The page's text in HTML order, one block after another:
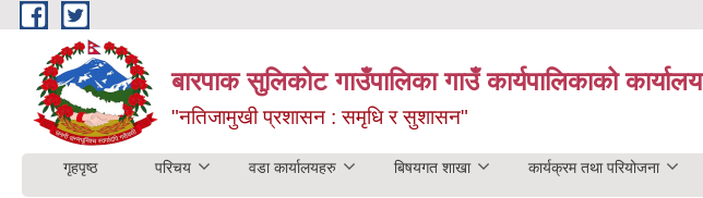
Skip to main content
बारपाक सुलिकोट गाउँपालिका गाउँ कार्यपालिकाको कार्यालय
"नतिजामुखी प्रशासन : समृधि र सुशासन"
गृहपृष्ठ परिचय वडा कार्यालयहरु बिषयगत शाखा कार्यक्रम तथा परियोजना